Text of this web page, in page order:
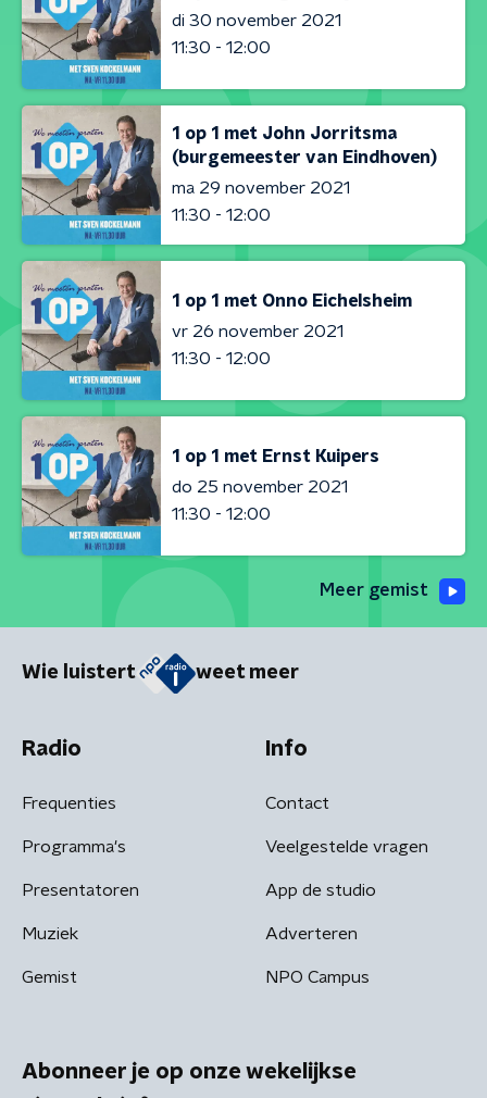
di 30 november 2021
11:30 - 12:00
1 op 1 met John Jorritsma
(burgemeester van Eindhoven)
ma 29 november 2021
11:30 - 12:00
1 op 1 met Onno Eichelsheim
vr 26 november 2021
11:30 - 12:00
1 op 1 met Ernst Kuipers
do 25 november 2021
11:30 - 12:00
Meer gemist
Wie luistert weet meer
Radio
Frequenties
Programma's
Presentatoren
Muziek
Gemist
Info
Contact
Veelgestelde vragen
App de studio
Adverteren
NPO Campus
Abonneer je op onze wekelijkse